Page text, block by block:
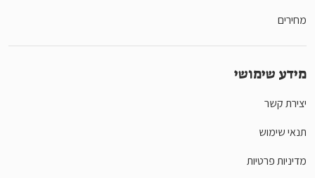
מחירים
מידע שימושי
יצירת קשר
תנאי שימוש
מדיניות פרטיות